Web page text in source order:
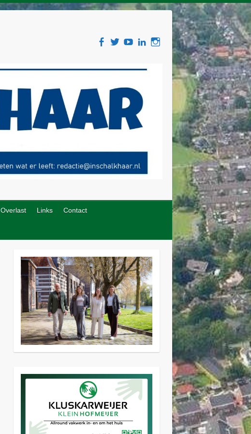
Overlast Links Contact